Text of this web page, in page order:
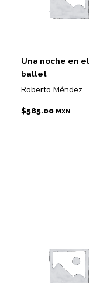
Una noche en el
ballet
Roberto Méndez
$585.00 MXN